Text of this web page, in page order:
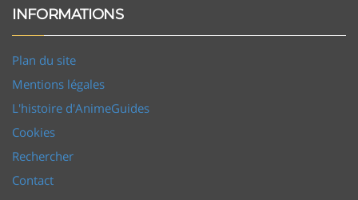
INFORMATIONS
Plan du site
Mentions légales
L'histoire d'AnimeGuides
Cookies
Rechercher
Contact